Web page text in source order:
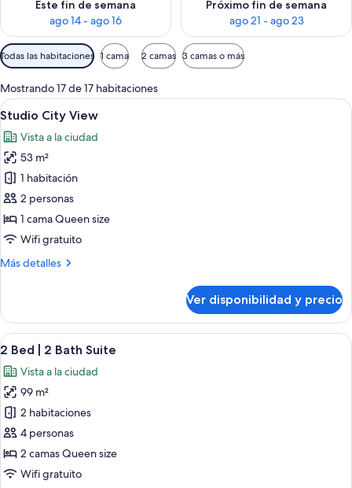
Este fin de semana
ago 14 - ago 16
Próximo fin de semana
ago 21 - ago 23
Filtros
disponibles
para
las
habitaciones
Todas las habitaciones 1 cama 2 camas 3 camas o más
Mostrando 17 de 17 habitaciones
Ver
todas
las
fotos
de
Studio
City
View
Una habitación de hotel moderna
15
Studio City View
Vista a la ciudad
53 m²
1 habitación
2 personas
1 cama Queen size
Wifi gratuito
Más detalles
Más
City
View
Ver disponibilidad y precio
Ver
todas
las
fotos
de
2
Bed
Una habitación de hotel moderna
23
2 Bed | 2 Bath Suite
Vista a la ciudad
99 m²
2 habitaciones
4 personas
2 camas Queen size
Wifi gratuito